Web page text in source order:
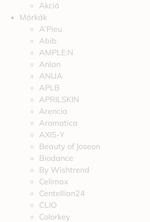
Akció
Márkák
A’Pieu
Abib
AMPLE:N
Anlan
ANUA
APLB
APRILSKIN
Arencia
Aromatica
AXIS-Y
Beauty of Joseon
Biodance
By Wishtrend
Celimax
Centellian24
CLIO
Colorkey